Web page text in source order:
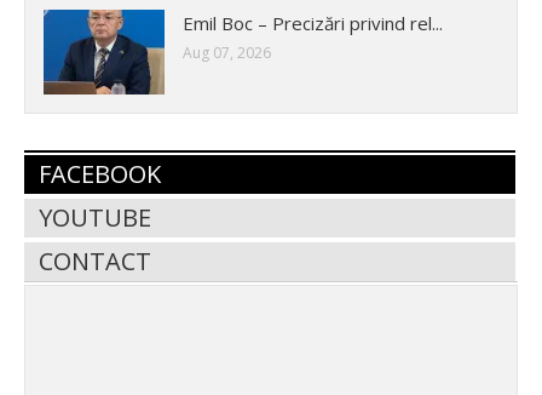
Emil Boc – Precizări privind rel...
Aug 07, 2026
FACEBOOK
YOUTUBE
CONTACT